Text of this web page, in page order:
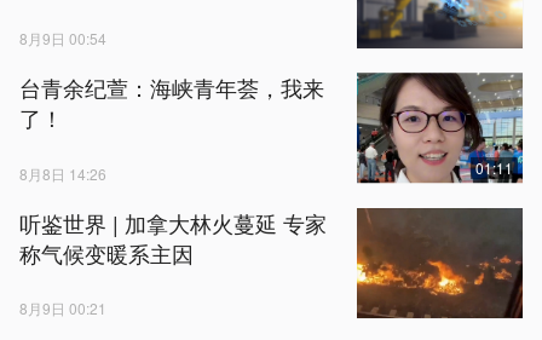
8月9日 00:54
台青余纪萱：海峡青年荟，我来
了！
8月8日 14:26 01:11
听鉴世界 | 加拿大林火蔓延 专家
称气候变暖系主因
8月9日 00:21